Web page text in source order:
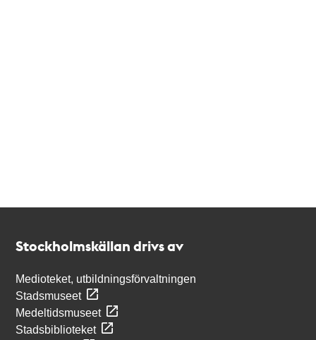
Stockholmskällan drivs av
Medioteket, utbildningsförvaltningen
Stadsmuseet
Medeltidsmuseet
Stadsbiblioteket